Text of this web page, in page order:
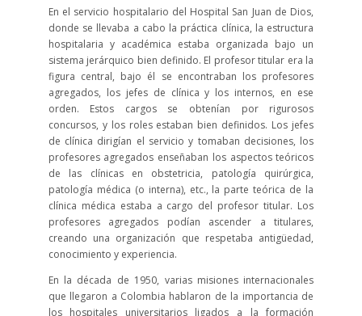
En el servicio hospitalario del Hospital San Juan de Dios,
donde se llevaba a cabo la práctica clínica, la estructura
hospitalaria y académica estaba organizada bajo un
sistema jerárquico bien definido. El profesor titular era la
figura central, bajo él se encontraban los profesores
agregados, los jefes de clínica y los internos, en ese
orden. Estos cargos se obtenían por rigurosos
concursos, y los roles estaban bien definidos. Los jefes
de clínica dirigían el servicio y tomaban decisiones, los
profesores agregados enseñaban los aspectos teóricos
de las clínicas en obstetricia, patología quirúrgica,
patología médica (o interna), etc., la parte teórica de la
clínica médica estaba a cargo del profesor titular. Los
profesores agregados podían ascender a titulares,
creando una organización que respetaba antigüedad,
conocimiento y experiencia.
En la década de 1950, varias misiones internacionales
que llegaron a Colombia hablaron de la importancia de
los hospitales universitarios ligados a la formación